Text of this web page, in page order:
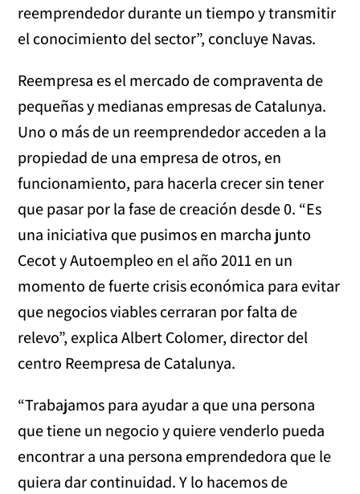
reemprendedor durante un tiempo y transmitir
el conocimiento del sector”, concluye Navas.
Reempresa es el mercado de compraventa de
pequeñas y medianas empresas de Catalunya.
Uno o más de un reemprendedor acceden a la
propiedad de una empresa de otros, en
funcionamiento, para hacerla crecer sin tener
que pasar por la fase de creación desde 0. “Es
una iniciativa que pusimos en marcha junto
Cecot y Autoempleo en el año 2011 en un
momento de fuerte crisis económica para evitar
que negocios viables cerraran por falta de
relevo”, explica Albert Colomer, director del
centro Reempresa de Catalunya.
“Trabajamos para ayudar a que una persona
que tiene un negocio y quiere venderlo pueda
encontrar a una persona emprendedora que le
quiera dar continuidad. Y lo hacemos de